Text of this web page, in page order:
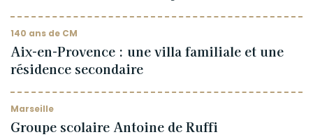
140 ans de CM
Aix-en-Provence : une villa familiale et une
résidence secondaire
Marseille
Groupe scolaire Antoine de Ruffi